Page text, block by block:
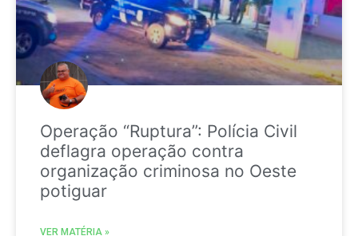
Operação “Ruptura”: Polícia Civil
deflagra operação contra
organização criminosa no Oeste
potiguar
VER MATÉRIA »